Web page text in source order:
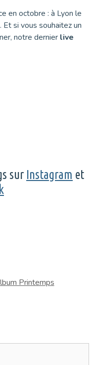
en octobre : à Lyon le
si vous souhaitez un
notre dernier live
sur Instagram et
Printemps